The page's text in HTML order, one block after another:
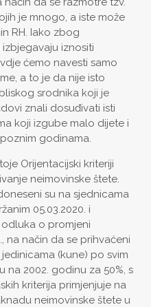
je mnogo, a iste može
RH. Iako zbog
iznositi
ćemo navesti samo
a to je da nije isto
srodnika koji je
znali dosuđivati isti
koji izgube malo dijete i
godinama.
Orijentacijski kriteriji
neimovinske štete.
su na sjednicama
05.03.2020. i
odluka o promjeni
na način da se prihvaćeni
(kune) po svim
2002. godinu za 50%, s
kriterija primjenjuje na
neimovinske štete u